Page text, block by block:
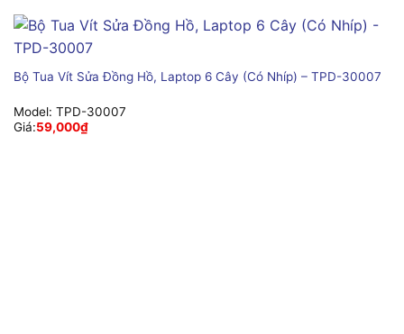
Bộ Tua Vít Sửa Đồng Hồ, Laptop 6 Cây (Có Nhíp) – TPD-30007
Model: TPD-30007
Giá:59,000₫